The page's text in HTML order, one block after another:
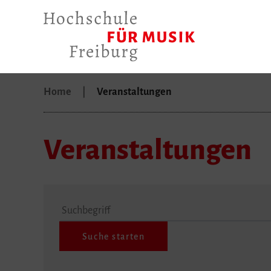
Home Veranstaltungen
Veranstaltungen
Suchbegriff